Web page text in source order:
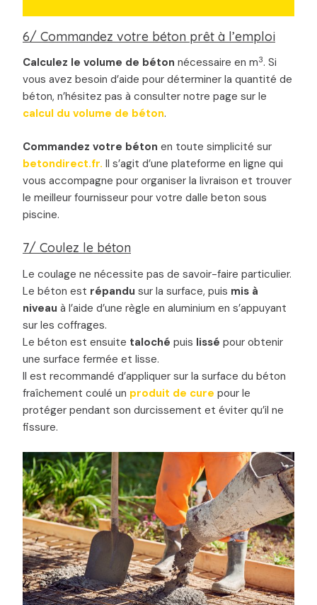
6/ Commandez votre béton prêt à l’emploi
Calculez le volume de béton nécessaire en m3. Si
vous avez besoin d’aide pour déterminer la quantité de
béton, n’hésitez pas à consulter notre page sur le
calcul du volume de béton.
Commandez votre béton en toute simplicité sur
betondirect.fr. Il s’agit d’une plateforme en ligne qui
vous accompagne pour organiser la livraison et trouver
le meilleur fournisseur pour votre dalle beton sous
piscine.
7/ Coulez le béton
Le coulage ne nécessite pas de savoir-faire particulier.
Le béton est répandu sur la surface, puis mis à
niveau à l’aide d’une règle en aluminium en s’appuyant
sur les coffrages.
Le béton est ensuite taloché puis lissé pour obtenir
une surface fermée et lisse.
Il est recommandé d’appliquer sur la surface du béton
fraîchement coulé un produit de cure pour le
protéger pendant son durcissement et éviter qu’il ne
fissure.